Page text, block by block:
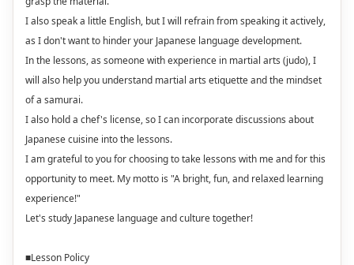
I also speak a little English, but I will refrain from speaking it actively,
as I don't want to hinder your Japanese language development.
In the lessons, as someone with experience in martial arts (judo), I
will also help you understand martial arts etiquette and the mindset
of a samurai.
I also hold a chef's license, so I can incorporate discussions about
Japanese cuisine into the lessons.
I am grateful to you for choosing to take lessons with me and for this
opportunity to meet. My motto is "A bright, fun, and relaxed learning
experience!"
Let's study Japanese language and culture together!
■Lesson Policy